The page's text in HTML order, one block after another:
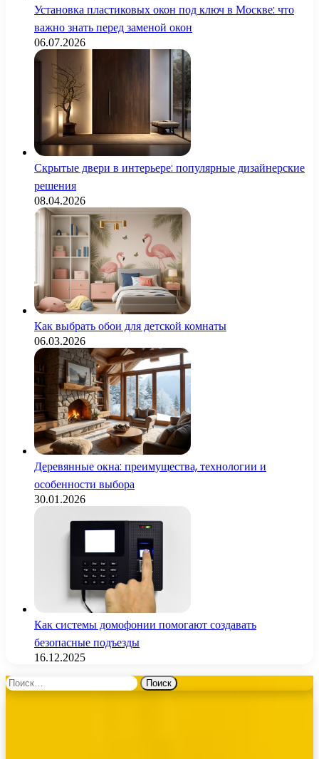
Установка пластиковых окон под ключ в Москве: что
важно знать перед заменой окон
06.07.2026
Скрытые двери в интерьере: популярные дизайнерские
решения
08.04.2026
Как выбрать обои для детской комнаты
06.03.2026
Деревянные окна: преимущества, технологии и
особенности выбора
30.01.2026
Как системы домофонии помогают создавать
безопасные подъезды
16.12.2025
Найти: